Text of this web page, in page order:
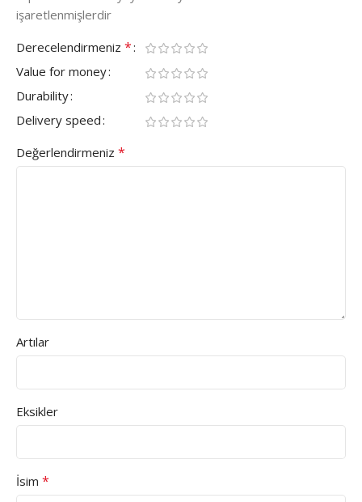
işaretlenmişlerdir
Derecelendirmeniz *
Value for money
Durability
Delivery speed
Değerlendirmeniz *
Artılar
Eksikler
İsim *